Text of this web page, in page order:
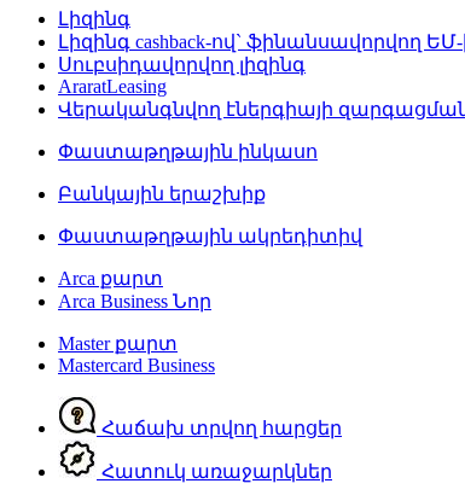
Լիզինգ
Լիզինգ cashback-ով` ֆինանսավորվող
Սուբսիդավորվող լիզինգ
AraratLeasing
Վերականգնվող էներգիայի զարգացման
Փաստաթղթային ինկասո
Բանկային երաշխիք
Փաստաթղթային ակրեդիտիվ
Arca քարտ
Arca Business Նոր
Master քարտ
Mastercard Business
Հաճախ տրվող հարցեր
Հատուկ առաջարկներ